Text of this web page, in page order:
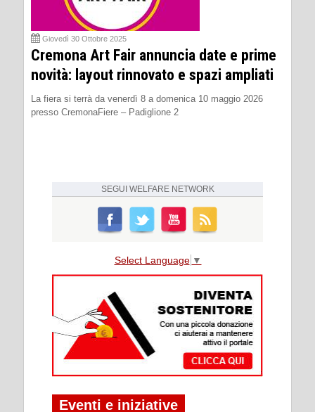
Giovedì 30 Ottobre 2025
Cremona Art Fair annuncia date e prime
novità: layout rinnovato e spazi ampliati
La fiera si terrà da venerdì 8 a domenica 10 maggio 2026
presso CremonaFiere – Padiglione 2
SEGUI WELFARE NETWORK
Select Language ▼
Eventi e iniziative